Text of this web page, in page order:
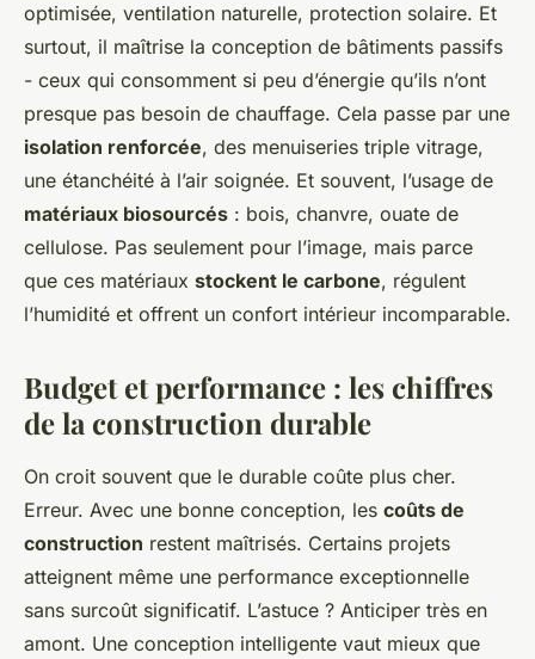
optimisée, ventilation naturelle, protection solaire. Et
surtout, il maîtrise la conception de bâtiments passifs
- ceux qui consomment si peu d’énergie qu’ils n’ont
presque pas besoin de chauffage. Cela passe par une
isolation renforcée, des menuiseries triple vitrage,
une étanchéité à l’air soignée. Et souvent, l’usage de
matériaux biosourcés : bois, chanvre, ouate de
cellulose. Pas seulement pour l’image, mais parce
que ces matériaux stockent le carbone, régulent
l’humidité et offrent un confort intérieur incomparable.
Budget et performance : les chiffres
de la construction durable
On croit souvent que le durable coûte plus cher.
Erreur. Avec une bonne conception, les coûts de
construction restent maîtrisés. Certains projets
atteignent même une performance exceptionnelle
sans surcoût significatif. L’astuce ? Anticiper très en
amont. Une conception intelligente vaut mieux que